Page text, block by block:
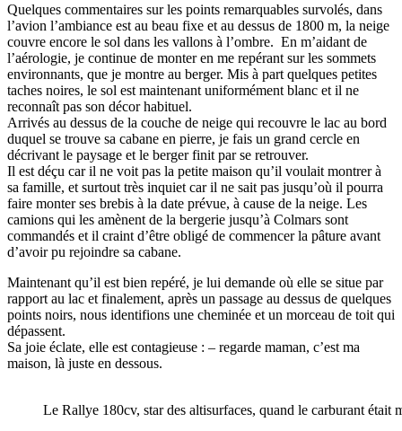
Quelques commentaires sur les points remarquables survolés, dans
l’avion l’ambiance est au beau fixe et au dessus de 1800 m, la neige
couvre encore le sol dans les vallons à l’ombre. En m’aidant de
l’aérologie, je continue de monter en me repérant sur les sommets
environnants, que je montre au berger. Mis à part quelques petites
taches noires, le sol est maintenant uniformément blanc et il ne
reconnaît pas son décor habituel.
Arrivés au dessus de la couche de neige qui recouvre le lac au bord
duquel se trouve sa cabane en pierre, je fais un grand cercle en
décrivant le paysage et le berger finit par se retrouver.
Il est déçu car il ne voit pas la petite maison qu’il voulait montrer à
sa famille, et surtout très inquiet car il ne sait pas jusqu’où il pourra
faire monter ses brebis à la date prévue, à cause de la neige. Les
camions qui les amènent de la bergerie jusqu’à Colmars sont
commandés et il craint d’être obligé de commencer la pâture avant
d’avoir pu rejoindre sa cabane.
Maintenant qu’il est bien repéré, je lui demande où elle se situe par
rapport au lac et finalement, après un passage au dessus de quelques
points noirs, nous identifions une cheminée et un morceau de toit qui
dépassent.
Sa joie éclate, elle est contagieuse : – regarde maman, c’est ma
maison, là juste en dessous.
Le Rallye 180cv, star des altisurfaces, quand le carburant était